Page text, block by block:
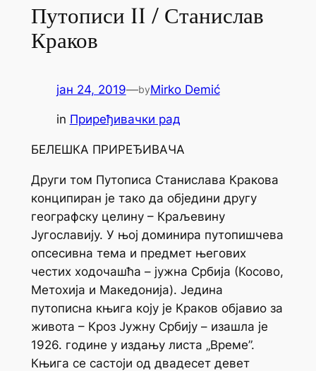
Путописи II / Станислав
Краков
јан 24, 2019—byMirko Demić
in Приређивачки рад
БЕЛЕШКА ПРИРЕЂИВАЧА
Други том Путописа Станислава Кракова
конципиран је тако да обједини другу
географску целину – Краљевину
Југославију. У њој доминира путопишчева
опсесивна тема и предмет његових
честих ходочашћа – јужна Србија (Косово,
Метохија и Македонија). Једина
путописна књига коју је Краков објавио за
живота – Кроз Јужну Србију – изашла je
1926. године у издању листа „Време”.
Књига се састоји од двадесет девет